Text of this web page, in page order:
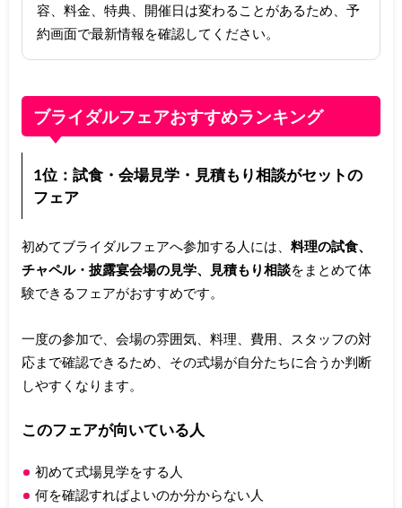
容、料金、特典、開催日は変わることがあるため、予
約画面で最新情報を確認してください。
ブライダルフェアおすすめランキング
1位：試食・会場見学・見積もり相談がセットの
フェア
初めてブライダルフェアへ参加する人には、 料理の試食、
チャペル・披露宴会場の見学、見積もり相談をまとめて体
験できるフェアがおすすめです。
一度の参加で、会場の雰囲気、料理、費用、スタッフの対
応まで確認できるため、その式場が自分たちに合うか判断
しやすくなります。
このフェアが向いている人
初めて式場見学をする人
何を確認すればよいのか分からない人